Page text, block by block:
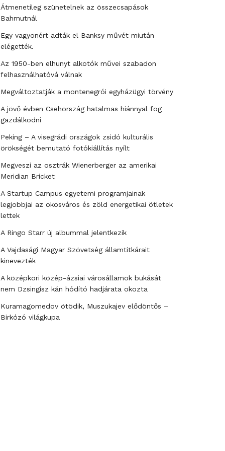
Átmenetileg szünetelnek az összecsapások
Bahmutnál
Egy vagyonért adták el Banksy művét miután
elégették.
Az 1950-ben elhunyt alkotók művei szabadon
felhasználhatóvá válnak
Megváltoztatják a montenegrói egyházügyi törvény
A jövő évben Csehország hatalmas hiánnyal fog
gazdálkodni
Peking – A visegrádi országok zsidó kulturális
örökségét bemutató fotókiállítás nyílt
Megveszi az osztrák Wienerberger az amerikai
Meridian Bricket
A Startup Campus egyetemi programjainak
legjobbjai az okosváros és zöld energetikai ötletek
lettek
A Ringo Starr új albummal jelentkezik
A Vajdasági Magyar Szövetség államtitkárait
kinevezték
A középkori közép-ázsiai városállamok bukását
nem Dzsingisz kán hódító hadjárata okozta
Kuramagomedov ötödik, Muszukajev elődöntős –
Birkózó világkupa